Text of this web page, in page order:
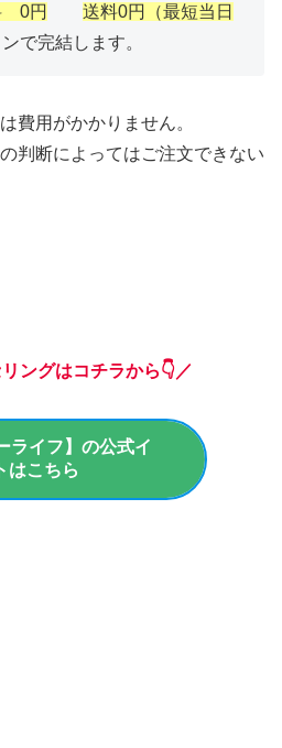
0円
送料0円（最短当日
で完結します。
費用がかかりません。
判断によってはご注文できない
ングはコチラから👇／
ライフ】の公式イ
トはこちら